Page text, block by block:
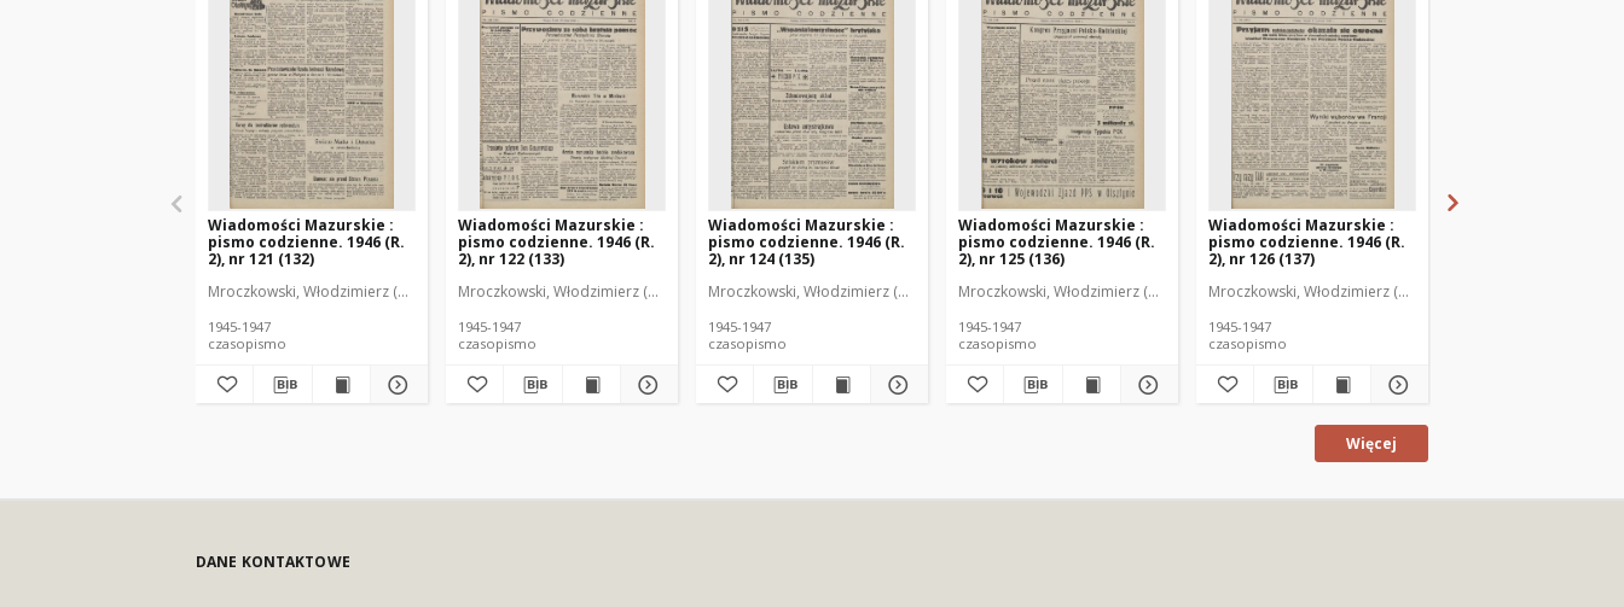
Wiadomości Mazurskie :
pismo codzienne. 1946 (R.
2), nr 121 (132)
Mroczkowski, Włodzimierz (1902-1971). Redaktor
1945-1947
czasopismo
Wiadomości Mazurskie :
pismo codzienne. 1946 (R.
2), nr 122 (133)
Mroczkowski, Włodzimierz (1902-1971). Redaktor
1945-1947
czasopismo
Wiadomości Mazurskie :
pismo codzienne. 1946 (R.
2), nr 124 (135)
Mroczkowski, Włodzimierz (1902-1971). Redaktor
1945-1947
czasopismo
Wiadomości Mazurskie :
pismo codzienne. 1946 (R.
2), nr 125 (136)
Mroczkowski, Włodzimierz (1902-1971). Redaktor
1945-1947
czasopismo
Wiadomości Mazurskie :
pismo codzienne. 1946 (R.
2), nr 126 (137)
Mroczkowski, Włodzimierz (1902-1971). Redaktor
1945-1947
czasopismo
Więcej
DANE KONTAKTOWE